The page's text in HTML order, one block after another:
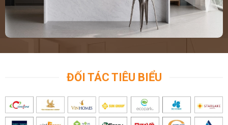
ĐỐI TÁC TIÊU BIỂU